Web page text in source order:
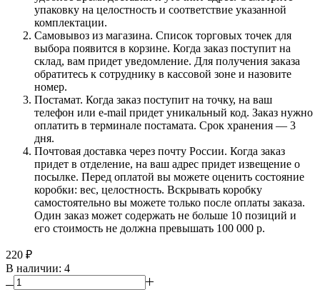
упаковку на целостность и соответствие указанной
комплектации.
Самовывоз из магазина. Список торговых точек для
выбора появится в корзине. Когда заказ поступит на
склад, вам придет уведомление. Для получения заказа
обратитесь к сотруднику в кассовой зоне и назовите
номер.
Постамат. Когда заказ поступит на точку, на ваш
телефон или e-mail придет уникальный код. Заказ нужно
оплатить в терминале постамата. Срок хранения — 3
дня.
Почтовая доставка через почту России. Когда заказ
придет в отделение, на ваш адрес придет извещение о
посылке. Перед оплатой вы можете оценить состояние
коробки: вес, целостность. Вскрывать коробку
самостоятельно вы можете только после оплаты заказа.
Один заказ может содержать не больше 10 позиций и
его стоимость не должна превышать 100 000 р.
220 ₽
В наличии: 4